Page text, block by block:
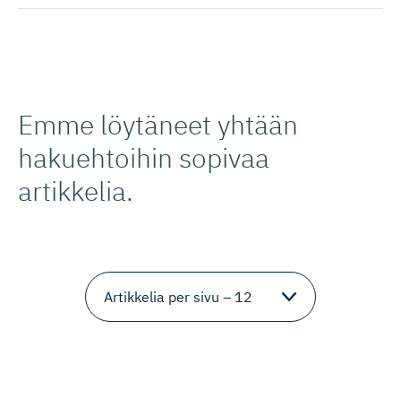
Emme löytäneet yhtään
hakuehtoihin sopivaa
artikkelia.